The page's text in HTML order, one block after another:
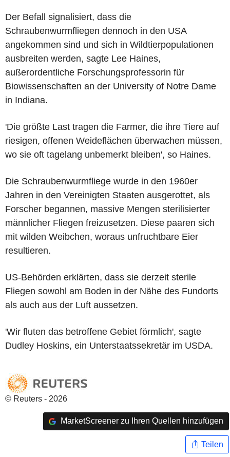
Der Befall signalisiert, dass die
Schraubenwurmfliegen dennoch in den USA
angekommen sind und sich in Wildtierpopulationen
ausbreiten werden, sagte Lee Haines,
außerordentliche Forschungsprofessorin für
Biowissenschaften an der University of Notre Dame
in Indiana.
'Die größte Last tragen die Farmer, die ihre Tiere auf
riesigen, offenen Weideflächen überwachen müssen,
wo sie oft tagelang unbemerkt bleiben', so Haines.
Die Schraubenwurmfliege wurde in den 1960er
Jahren in den Vereinigten Staaten ausgerottet, als
Forscher begannen, massive Mengen sterilisierter
männlicher Fliegen freizusetzen. Diese paaren sich
mit wilden Weibchen, woraus unfruchtbare Eier
resultieren.
US-Behörden erklärten, dass sie derzeit sterile
Fliegen sowohl am Boden in der Nähe des Fundorts
als auch aus der Luft aussetzen.
'Wir fluten das betroffene Gebiet förmlich', sagte
Dudley Hoskins, ein Unterstaatssekretär im USDA.
© Reuters - 2026
MarketScreener zu Ihren Quellen hinzufügen
Teilen